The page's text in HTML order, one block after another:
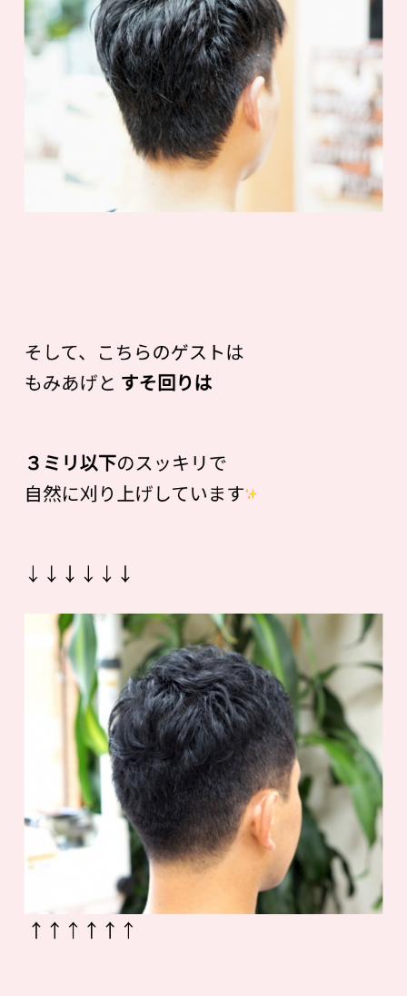
そして、こちらのゲストは
もみあげと すそ回りは
３ミリ以下のスッキリで
自然に刈り上げしています
↓↓↓↓↓↓
↑↑↑↑↑↑